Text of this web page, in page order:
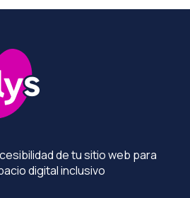
de tu sitio web para
digital inclusivo